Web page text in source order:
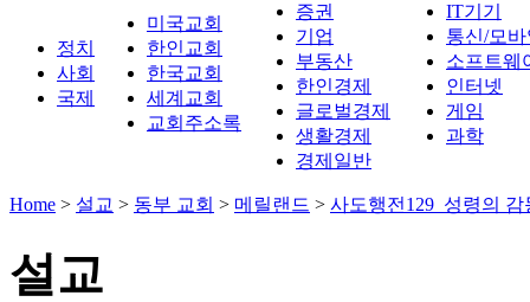
정치
사회
국제
미국교회
한인교회
한국교회
세계교회
교회주소록
증권
기업
부동산
한인경제
글로벌경제
생활경제
경제일반
IT기기
통신/모
소프트웨
인터넷
게임
과학
Home > 설교 > 동부 교회 > 메릴랜드 > 사도행전129_성령의 감
설교